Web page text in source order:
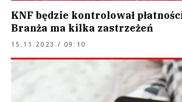
KNF będzie kontrolował
Branża ma kilka zastrzeżeń
15.11.2023 / 09:10